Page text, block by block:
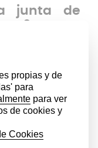
junta de
signos,
del aparato:
del depósito o en